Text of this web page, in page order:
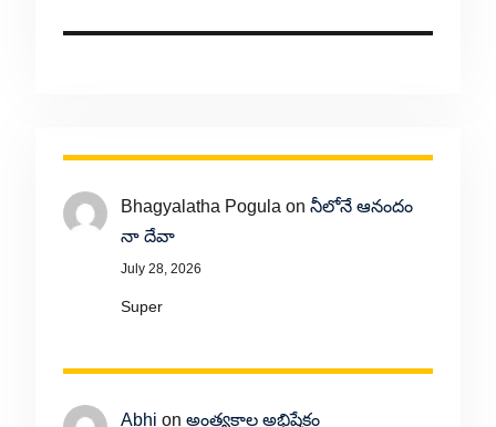
Bhagyalatha Pogula on నీలోనే ఆనందం
నా దేవా
July 28, 2026
Super
Abhi on అంత్యకాల అభిషేకం